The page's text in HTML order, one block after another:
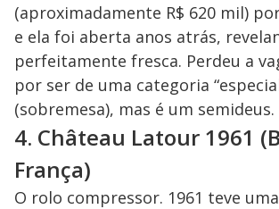
(aproximadamente R$ 620 mil)
e ela foi aberta anos atrás,
perfeitamente fresca. Perdeu a
por ser de uma categoria
(sobremesa), mas é um semideus.
4. Château Latour 1961
França)
O rolo compressor. 1961 teve